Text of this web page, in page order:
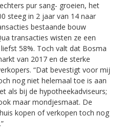
pur sang- groeien, het
steeg in 2 jaar van 14 naar
bestaande bouw
transacties wisten ze een
58%. Toch valt dat Bosma
van 2017 en de sterke
“Dat bevestigt voor mij
nog niet helemaal toe is aan
als bij de hypotheekadviseurs;
maar mondjesmaat. De
kopen of verkopen toch nog